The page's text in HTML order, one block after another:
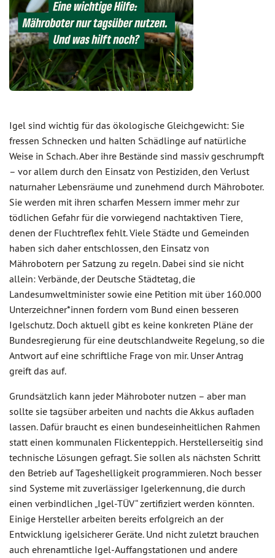
Igel sind wichtig für das ökologische Gleichgewicht: Sie
fressen Schnecken und halten Schädlinge auf natürliche
Weise in Schach. Aber ihre Bestände sind massiv geschrumpft
– vor allem durch den Einsatz von Pestiziden, den Verlust
naturnaher Lebensräume und zunehmend durch Mähroboter.
Sie werden mit ihren scharfen Messern immer mehr zur
tödlichen Gefahr für die vorwiegend nachtaktiven Tiere,
denen der Fluchtreflex fehlt. Viele Städte und Gemeinden
haben sich daher entschlossen, den Einsatz von
Mährobotern per Satzung zu regeln. Dabei sind sie nicht
allein: Verbände, der Deutsche Städtetag, die
Landesumweltminister sowie eine Petition mit über 160.000
Unterzeichner*innen fordern vom Bund einen besseren
Igelschutz. Doch aktuell gibt es keine konkreten Pläne der
Bundesregierung für eine deutschlandweite Regelung, so die
Antwort auf eine schriftliche Frage von mir. Unser Antrag
greift das auf.
Grundsätzlich kann jeder Mähroboter nutzen – aber man
sollte sie tagsüber arbeiten und nachts die Akkus aufladen
lassen. Dafür braucht es einen bundeseinheitlichen Rahmen
statt einen kommunalen Flickenteppich. Herstellerseitig sind
technische Lösungen gefragt. Sie sollen als nächsten Schritt
den Betrieb auf Tageshelligkeit programmieren. Noch besser
sind Systeme mit zuverlässiger Igelerkennung, die durch
einen verbindlichen „Igel-TÜV“ zertifiziert werden könnten.
Einige Hersteller arbeiten bereits erfolgreich an der
Entwicklung igelsicherer Geräte. Und nicht zuletzt brauchen
auch ehrenamtliche Igel-Auffangstationen und andere